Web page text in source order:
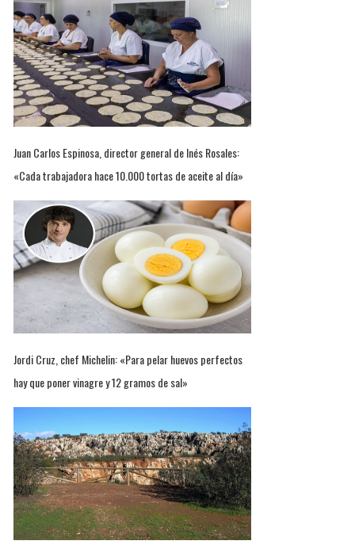
Juan Carlos Espinosa, director general de Inés Rosales:
«Cada trabajadora hace 10.000 tortas de aceite al día»
Jordi Cruz, chef Michelin: «Para pelar huevos perfectos
hay que poner vinagre y 12 gramos de sal»